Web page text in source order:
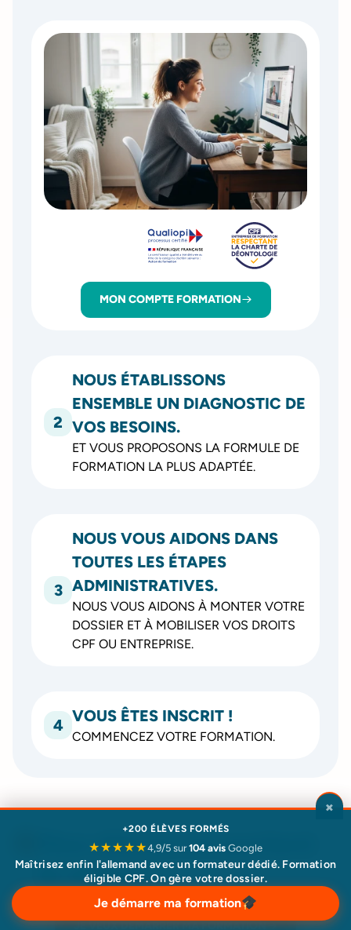
2
NOUS ÉTABLISSONS
ENSEMBLE UN DIAGNOSTIC DE
VOS BESOINS.
ET VOUS PROPOSONS LA FORMULE DE
FORMATION LA PLUS ADAPTÉE.
3
NOUS VOUS AIDONS DANS
TOUTES LES ÉTAPES
ADMINISTRATIVES.
NOUS VOUS AIDONS À MONTER VOTRE
DOSSIER ET À MOBILISER VOS DROITS
CPF OU ENTREPRISE.
4 VOUS ÊTES INSCRIT !
COMMENCEZ VOTRE FORMATION.
MON COMPTE FORMATION
Nos élèves en parlent
le mieux
Déjà plus de200 élèves formés.
JE VEUX DÉMARRER MA FORMATION
+200 ÉLÈVES FORMÉS
★★★★★4,9/5 sur104 avis Google
Maîtrisez enfin l'allemand avec un formateur dédié. Formation
éligible CPF. On gère votre dossier.
Je démarre ma formation
×